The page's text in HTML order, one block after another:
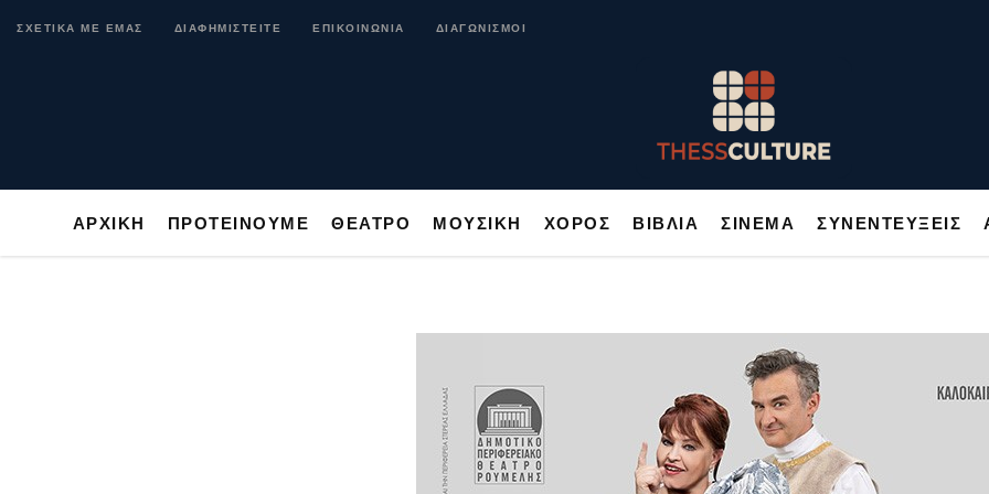
ΣΧΕΤΙΚΑ ΜΕ ΕΜΑΣ ΔΙΑΦΗΜΙΣΤΕΙΤΕ ΕΠΙΚΟΙΝΩΝΙΑ ΔΙΑΓΩΝΙΣΜΟΙ
ΑΡΧΙΚΗ ΠΡΟΤΕΙΝΟΥΜΕ ΘΕΑΤΡΟ ΜΟΥΣΙΚΗ ΧΟΡΟΣ ΒΙΒΛΙΑ ΣΙΝΕΜΑ ΣΥΝΕΝΤΕΥΞΕΙΣ
ΑΡΧΙΚΗ ΠΡΟΤΕΙΝΟΥΜΕ ΘΕΑΤΡΟ ΜΟΥΣΙΚΗ